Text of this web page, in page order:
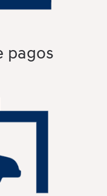
pagos